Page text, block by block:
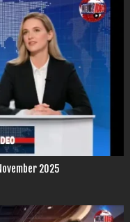
2025